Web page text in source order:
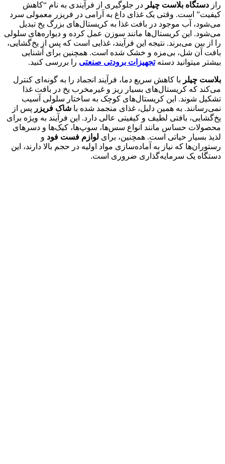
راز دستگاه بلاست چیلر در جلوگیری از فرآیندی به نام “کاهش
کیفیت” است. وقتی یک غذای داغ به آرامی در فریزر معمولی سرد
می‌شود، آب موجود در بافت غذا به کریستال‌های بزرگ یخ تبدیل
می‌شود. این کریستال‌ها مانند سوزن عمل کرده و دیواره‌های سلولی
را از بین می‌برند. نتیجه این فرآیند، غذایی است که پس از یخ‌گشایی،
بافت آن شل، بی‌مزه و خشک شده است. همچنین برای آشنایی
بیشتر میتوانید دستهتجهیزات برودتی صنعتی را بررسی کنید.
بلاست چیلر با کاهش سریع دما، فرآیند انجماد را به گونه‌ای کنترل
می‌کند که کریستال‌های بسیار ریز و غیرمخرب یخ در بافت غذا
تشکیل شوند. این کریستال‌های کوچک به ساختار سلولی آسیب
نمی‌رسانند. به همین دلیل، غذای منجمد شده با شاک فریزر پس از
یخ‌گشایی، بافتی لطیف و کیفیتی عالی دارد. این فرآیند به ویژه برای
محصولات حساس مانند انواع سس‌ها، سوپ‌ها، کیک‌ها و دسرهای
لذیذ بسیار حیاتی است. همچنین، برای لوازم فست فود و
رستوران‌ها که نیاز به آماده‌سازی مواد اولیه در حجم بالا دارند، این
دستگاه یک سرمایه‌گذاری ضروری است.